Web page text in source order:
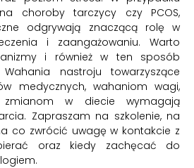
choroby tarczycy czy PCOS,
odgrywają znaczącą rolę w
i zaangażowaniu. Warto
i również w ten sposób
nastroju towarzyszące
medycznych, wahaniom wagi,
zmianom w diecie wymagają
Zapraszam na szkolenie, na
co zwrócić uwagę w kontakcie z
oraz kiedy zachęcać do